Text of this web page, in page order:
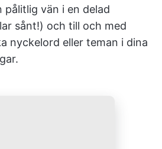
pålitlig vän i en delad
sånt!) och till och med
nyckelord eller teman i dina